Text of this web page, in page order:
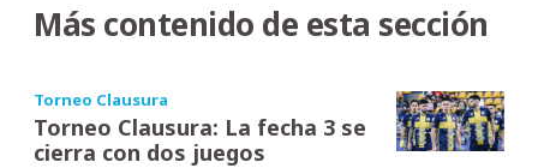
Más contenido de esta sección
Torneo Clausura
Torneo Clausura: La fecha 3 se
cierra con dos juegos